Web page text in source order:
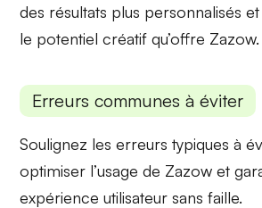
des résultats plus personnalisés
le potentiel créatif qu’offre Zazow.
Erreurs communes à éviter
Soulignez les erreurs typiques à
optimiser l’usage de Zazow et
expérience utilisateur sans faille.